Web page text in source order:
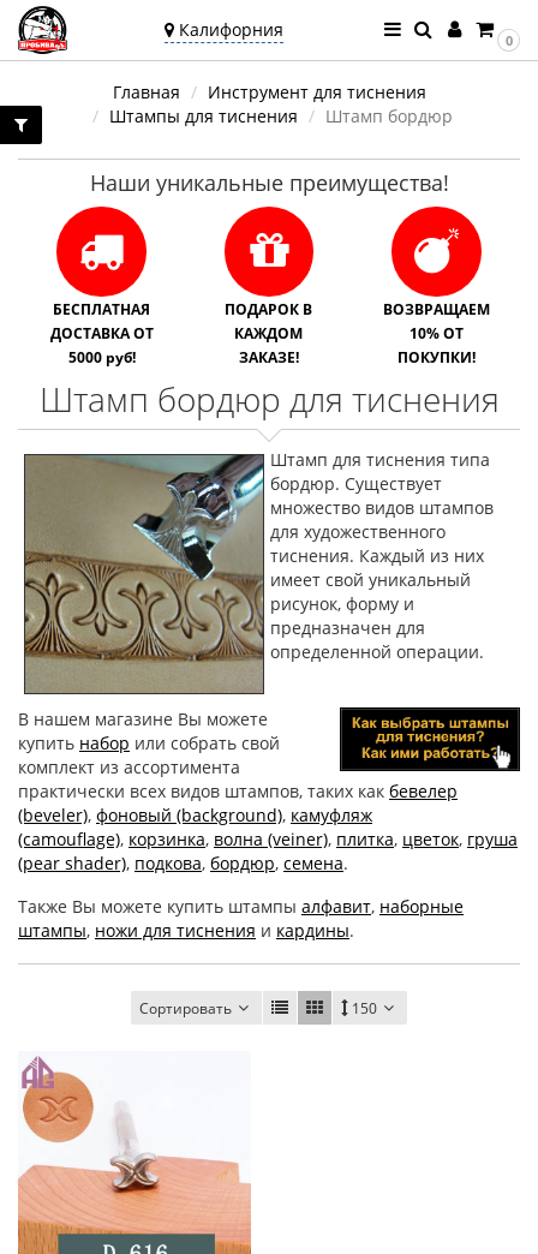
Калифорния
Калифорния
Угадали?
0
Главная
Инструмент для тиснения
Штампы для тиснения
Штамп бордюр
Наши уникальные преимущества!
БЕСПЛАТНАЯ
ДОСТАВКА ОТ
5000 руб!
ПОДАРОК В
КАЖДОМ
ЗАКАЗЕ!
ВОЗВРАЩАЕМ
10% ОТ
ПОКУПКИ!
Штамп бордюр для тиснения
Штамп для тиснения типа
бордюр. Существует
множество видов штампов
для художественного
тиснения. Каждый из них
имеет свой уникальный
рисунок, форму и
предназначен для
определенной операции.
В нашем магазине Вы можете
купить набор или собрать свой
комплект из ассортимента
практически всех видов штампов, таких как бевелер
(beveler), фоновый (background), камуфляж
(camouflage), корзинка, волна (veiner), плитка, цветок, груша
(pear shader), подкова, бордюр, семена.
Также Вы можете купить штампы алфавит, наборные
штампы, ножи для тиснения и кардины.
Сортировать 150